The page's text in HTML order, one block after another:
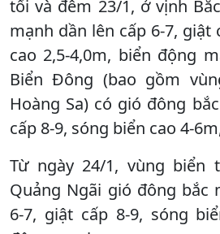
tối và đêm 23/1, ở vịnh
mạnh dần lên cấp 6-7, giật
cao 2,5-4,0m, biển động
Biển Đông (bao gồm
Hoàng Sa) có gió đông
cấp 8-9, sóng biển cao 4-
Từ ngày 24/1, vùng biển
Quảng Ngãi gió đông bắc
6-7, giật cấp 8-9, sóng